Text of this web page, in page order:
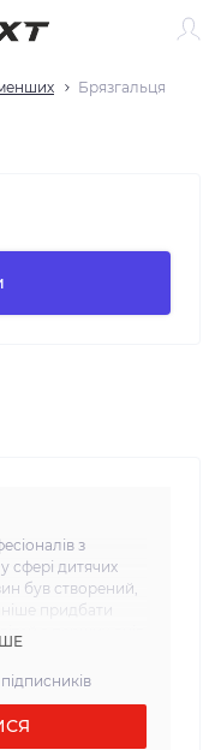
Брязгальця
з
сфері дитячих
був створений,
придбати
прагнемо
безпекою
товар, який
сувору